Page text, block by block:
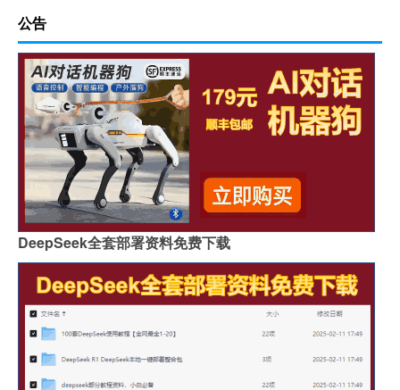
公告
DeepSeek全套部署资料免费下载